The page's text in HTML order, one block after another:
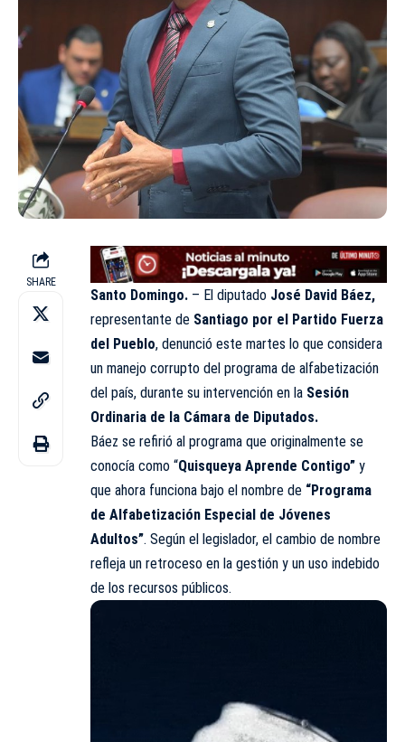
SHARE
Santo Domingo. – El diputado José David Báez,
representante de Santiago por el Partido Fuerza
del Pueblo, denunció este martes lo que considera
un manejo corrupto del programa de alfabetización
del país, durante su intervención en la Sesión
Ordinaria de la Cámara de Diputados.
Báez se refirió al programa que originalmente se
conocía como “Quisqueya Aprende Contigo” y
que ahora funciona bajo el nombre de “Programa
de Alfabetización Especial de Jóvenes
Adultos”. Según el legislador, el cambio de nombre
refleja un retroceso en la gestión y un uso indebido
de los recursos públicos.